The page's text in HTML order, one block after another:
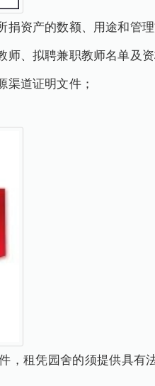
资产的数额、用途和管
、拟聘兼职教师名单及资
渠道证明文件；
，租凭园舍的须提供具有